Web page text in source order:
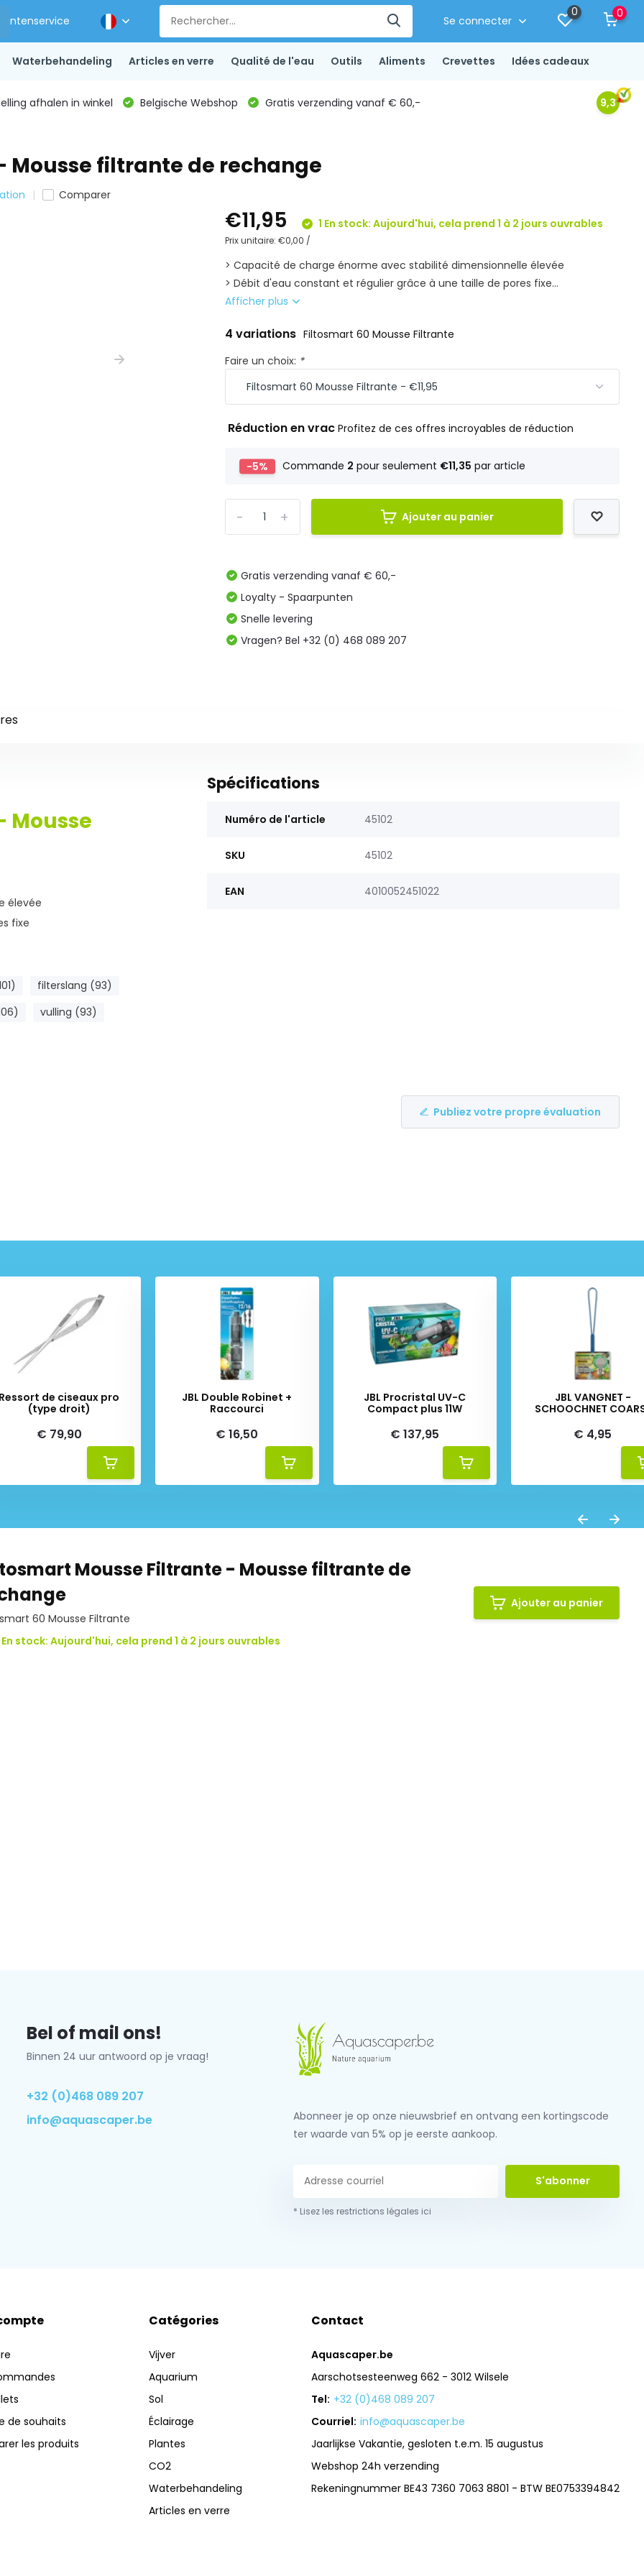
Klantenservice Se connecter
0 0
Waterbehandeling Articles en verre Qualité de l'eau Outils Aliments Crevettes Idées cadeaux
afhalen in winkel Belgische Webshop Gratis verzending vanaf € 60,- 9,3
Mousse filtrante de rechange
Comparer
€11,95 1 En stock: Aujourd'hui, cela prend 1 à 2 jours ouvrables
Prix unitaire:€0,00 /
> Capacité de charge énorme avec stabilité dimensionnelle élevée
> Débit d'eau constant et régulier grâce à une taille de pores fixe...
Afficher plus
4 variations Filtosmart 60 Mousse Filtrante
Faire un choix: *
Réduction en vracProfitez de ces offres incroyables de réduction
-5% Commande 2 pour seulement €11,35 par article
+
- Ajouter au panier
Gratis verzending vanaf € 60,-
Loyalty - Spaarpunten
Snelle levering
Vragen? Bel +32 (0) 468 089 207
Mousse
élevée
fixe
filterslang (93)
vulling (93)
Spécifications
Numéro de l'article 45102
SKU 45102
EAN 4010052451022
Publiez votre propre évaluation
Ressort de ciseaux pro
(type droit)
€ 79,90
JBL Double Robinet +
Raccourci
€ 16,50
JBL Procristal UV-C
Compact plus 11W
€ 137,95
JBL VANGNET -
SCHOOCHNET
€ 4,95
Mousse Filtrante - Mousse filtrante de
60 Mousse Filtrante
En stock: Aujourd'hui, cela prend 1 à 2 jours ouvrables
Ajouter au panier
Bel of mail ons!
Binnen 24 uur antwoord op je vraag!
+32 (0)468 089 207
info@aquascaper.be
Abonneer je op onze nieuwsbrief en ontvang een kortingscode
ter waarde van 5% op je eerste aankoop.
S'abonner
* Lisez les restrictions légales ici
de souhaits
les produits
Catégories
Vijver
Aquarium
Sol
Éclairage
Plantes
CO2
Waterbehandeling
Articles en verre
Contact
Aquascaper.be
Aarschotsesteenweg 662 - 3012 Wilsele
Tel: +32 (0)468 089 207
Courriel: info@aquascaper.be
Jaarlijkse Vakantie, gesloten t.e.m. 15 augustus
Webshop 24h verzending
Rekeningnummer BE43 7360 7063 8801 - BTW BE0753394842